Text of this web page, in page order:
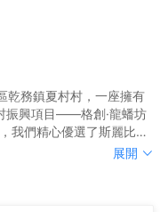
乾務鎮夏村村，一座擁有
振興項目——格創·龍蟠坊
我們精心優選了斯麗比迪
而充盈。<br>正在裝修
乾務鎮夏村村，一座擁有
我們精心優選了斯麗比迪
展開